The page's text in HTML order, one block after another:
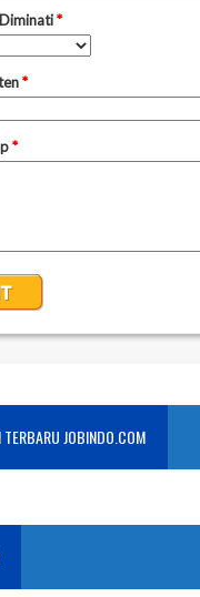
TERBARU JOBINDO.COM